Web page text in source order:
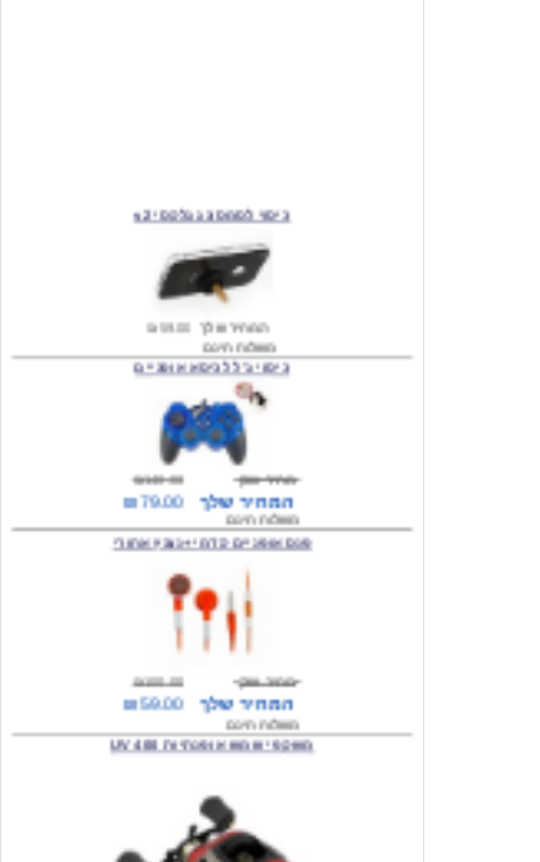
₪59.00
המחיר שלך
משלוח חינם
כיסוי ג'ל לכיסא אופניים
₪140.00 מחיר שוק
₪79.00 המחיר שלך
משלוח חינם
פנס אופניים קדמי +נצנץ אחורי
₪59.00 המחיר שלך
משלוח חינם
משקפי שמש אופנתיות 400 UV